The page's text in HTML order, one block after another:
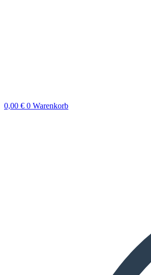
0,00 € 0 Warenkorb